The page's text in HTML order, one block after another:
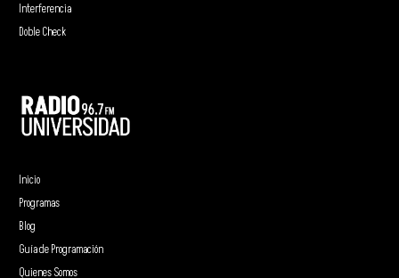
Interferencia
Doble Check
Inicio
Programas
Blog
Guía de Programación
Quienes Somos